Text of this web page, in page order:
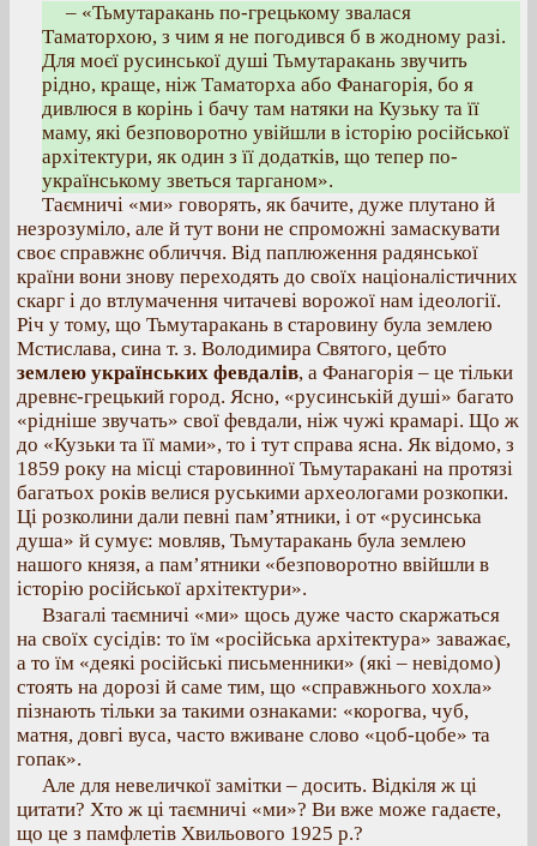
– «Тьмутаракань по-грецькому звалася
Таматорхою, з чим я не погодився б в жодному разі.
Для моєї русинської душі Тьмутаракань звучить
рідно, краще, ніж Таматорха або Фанагорія, бо я
дивлюся в корінь і бачу там натяки на Кузьку та її
маму, які безповоротно увійшли в історію російської
архітектури, як один з її додатків, що тепер по-
українському зветься тарганом».
Таємничі «ми» говорять, як бачите, дуже плутано й
незрозуміло, але й тут вони не спроможні замаскувати
своє справжнє обличчя. Від паплюження радянської
країни вони знову переходять до своїх націоналістичних
скарг і до втлумачення читачеві ворожої нам ідеології.
Річ у тому, що Тьмутаракань в старовину була землею
Мстислава, сина т. з. Володимира Святого, цебто
землею українських февдалів, а Фанагорія – це тільки
древнє-грецький город. Ясно, «русинській душі» багато
«рідніше звучать» свої февдали, ніж чужі крамарі. Що ж
до «Кузьки та її мами», то і тут справа ясна. Як відомо, з
1859 року на місці старовинної Тьмутаракані на протязі
багатьох років велися руськими археологами розкопки.
Ці розколини дали певні пам’ятники, і от «русинська
душа» й сумує: мовляв, Тьмутаракань була землею
нашого князя, а пам’ятники «безповоротно ввійшли в
історію російської архітектури».
Взагалі таємничі «ми» щось дуже часто скаржаться
на своїх сусідів: то їм «російська архітектура» заважає,
а то їм «деякі російські письменники» (які – невідомо)
стоять на дорозі й саме тим, що «справжнього хохла»
пізнають тільки за такими ознаками: «корогва, чуб,
матня, довгі вуса, часто вживане слово «цоб-цобе» та
гопак».
Але для невеличкої замітки – досить. Відкіля ж ці
цитати? Хто ж ці таємничі «ми»? Ви вже може гадаєте,
що це з памфлетів Хвильового 1925 p.?